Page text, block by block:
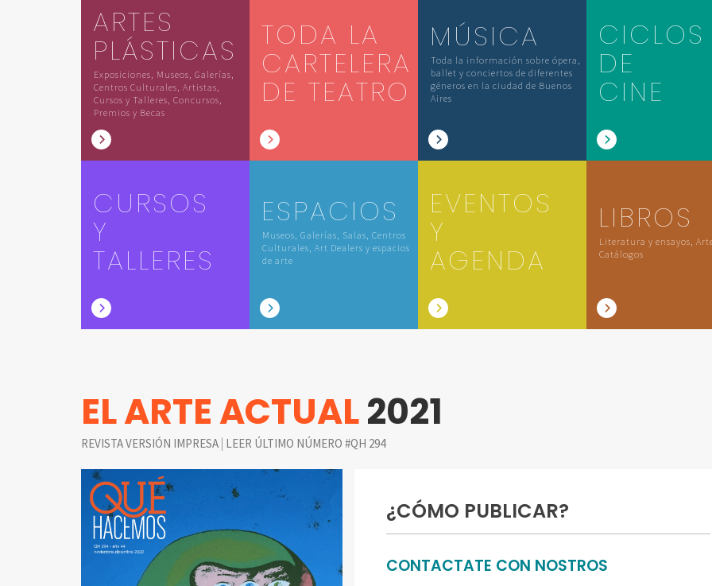
ARTES
PLÁSTICAS
Exposiciones, Museos, Galerías,
Centros Culturales, Artistas,
Cursos y Talleres, Concursos,
Premios y Becas
TODA LA
CARTELERA
DE TEATRO
MÚSICA
Toda la información sobre ópera,
ballet y conciertos de diferentes
géneros en la ciudad de Buenos
Aires
CICLOS
DE
CINE
CURSOS
Y
TALLERES
ESPACIOS
Museos, Galerías, Salas, Centros
Culturales, Art Dealers y espacios
de arte
EVENTOS
Y
AGENDA
LIBROS
Literatura y ensayos,
Catálogos
EL ARTE ACTUAL2021
REVISTA VERSIÓN IMPRESA | LEER ÚLTIMO NÚMERO #QH 294
¿CÓMO PUBLICAR?
CONTACTATE CON NOSTROS